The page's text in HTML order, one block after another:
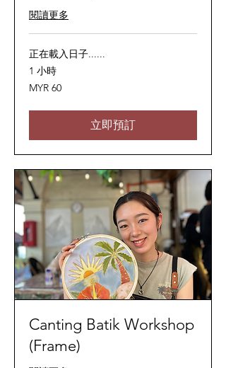
閱讀更多
正在載入日子......
1 小時
60
马
西
吉
MYR 60
立即預訂
Canting Batik Workshop
(Frame)